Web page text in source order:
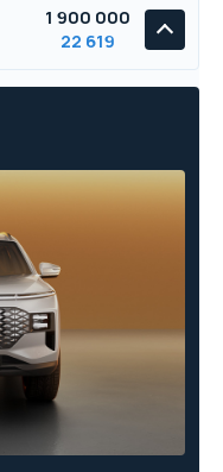
1 900 000
22 619